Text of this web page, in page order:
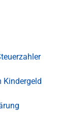
Kindergeld